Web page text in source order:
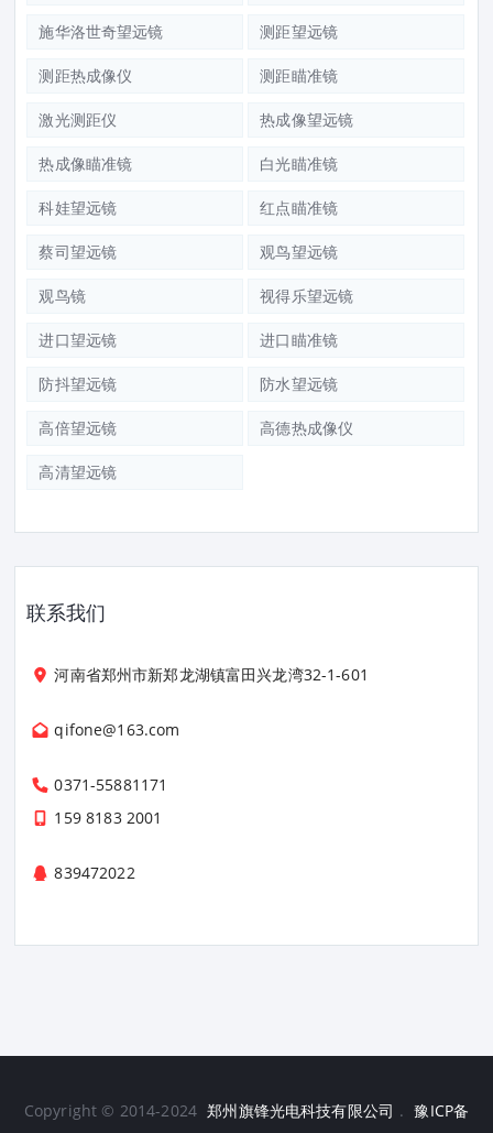
施华洛世奇望远镜 测距望远镜
测距热成像仪 测距瞄准镜
激光测距仪 热成像望远镜
热成像瞄准镜 白光瞄准镜
科娃望远镜 红点瞄准镜
蔡司望远镜 观鸟望远镜
观鸟镜 视得乐望远镜
进口望远镜 进口瞄准镜
防抖望远镜 防水望远镜
高倍望远镜 高德热成像仪
高清望远镜
联系我们
河南省郑州市新郑龙湖镇富田兴龙湾32-1-601
qifone@163.com
0371-55881171
159 8183 2001
839472022
Copyright © 2014-2024 郑州旗锋光电科技有限公司 . 豫ICP备